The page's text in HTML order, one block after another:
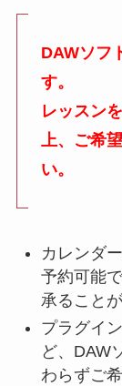
DAWソフ
す。
レッスン
上、ご希
い。
カレンダ
予約可能
承ること
プラグイ
ど、DAW
わらずご